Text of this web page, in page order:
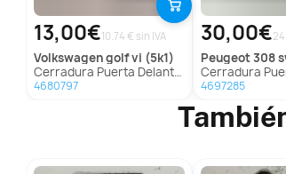
13,00€10.74 € sin IVA
volkswagengolf vi (5k1)
Cerradura Puerta Delantera Izquierda Para Volkswagen Golf Vi
4680797
30,00€
peugeot308
Cerradura Puerta Delantera
4697285